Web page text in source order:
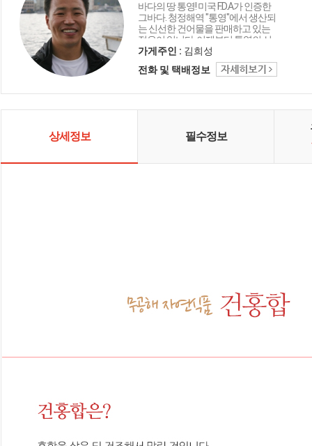
바다의 땅 통영! 미국 F.D.A가 인증한
그바다. 청정해역 "통영"에서 생산되
는 신선한 건어물을 판매하고 있는
젊은이 입니다. 이제부터 통영의 신
선한 먹거리 통영멸치가 책임지겠
가게주인 : 김희성
전화 및 택배정보
상세정보 필수정보